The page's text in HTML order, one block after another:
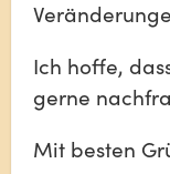
Ich hoffe,
gerne
Mit besten